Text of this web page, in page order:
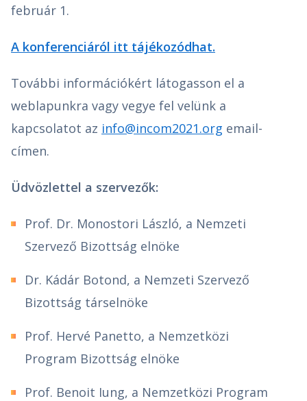
február 1.
A konferenciáról itt tájékozódhat.
További információkért látogasson el a
weblapunkra vagy vegye fel velünk a
kapcsolatot az info@incom2021.org email-
címen.
Üdvözlettel a szervezők:
Prof. Dr. Monostori László, a Nemzeti
Szervező Bizottság elnöke
Dr. Kádár Botond, a Nemzeti Szervező
Bizottság társelnöke
Prof. Hervé Panetto, a Nemzetközi
Program Bizottság elnöke
Prof. Benoit Iung, a Nemzetközi Program